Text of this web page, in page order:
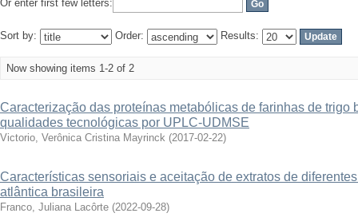
Or enter first few letters:
Sort by: Order: Results:
Now showing items 1-2 of 2
Caracterização das proteínas metabólicas de farinhas de trigo
qualidades tecnológicas por UPLC-UDMSE
Victorio, Verônica Cristina Mayrinck (2017-02-22)
Características sensoriais e aceitação de extratos de
atlântica brasileira
Franco, Juliana Lacôrte (2022-09-28)